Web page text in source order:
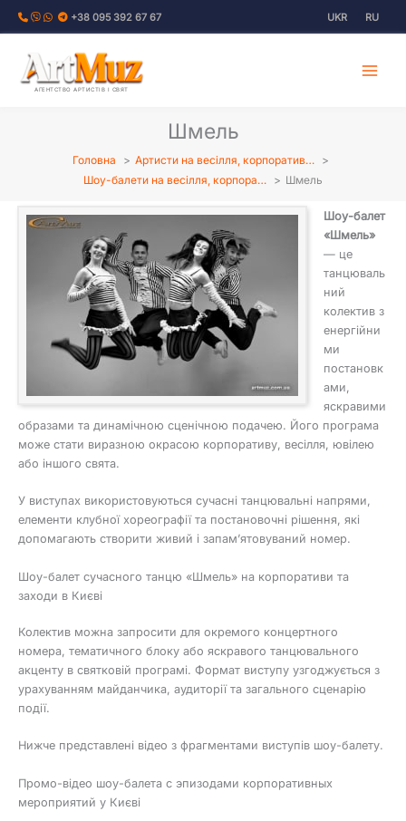
Перейти
+38 095 392 67 67 UKR RU
АГЕНТСТВО АРТИСТІВ І СВЯТ
Шмель
Головна
Артисти на весілля, корпоратив…
Шоу-балети на весілля, корпора…
Шмель
Шоу-балет
«Шмель»
— це
танцюваль
ний
колектив з
енергійни
ми
постановк
ами,
яскравими
образами та динамічною сценічною подачею. Його програма
може стати виразною окрасою корпоративу, весілля, ювілею
або іншого свята.
У виступах використовуються сучасні танцювальні напрями,
елементи клубної хореографії та постановочні рішення, які
допомагають створити живий і запам’ятовуваний номер.
Шоу-балет сучасного танцю «Шмель» на корпоративи та
заходи в Києві
Колектив можна запросити для окремого концертного
номера, тематичного блоку або яскравого танцювального
акценту в святковій програмі. Формат виступу узгоджується з
урахуванням майданчика, аудиторії та загального сценарію
події.
Нижче представлені відео з фрагментами виступів шоу-балету.
Промо-відео шоу-балета с эпизодами корпоративных
мероприятий у Києві